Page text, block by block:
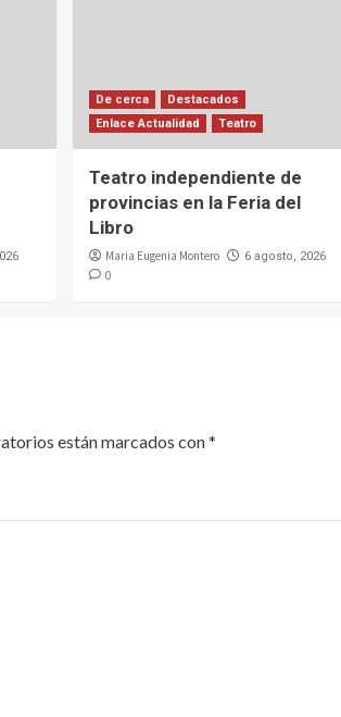
De cerca
Destacados
Enlace Actualidad
Teatro
Teatro independiente de
provincias en la Feria del
Libro
Maria Eugenia Montero 6 agosto, 2026
0
están marcados con*